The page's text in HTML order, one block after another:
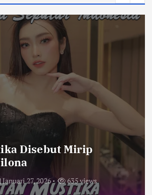
Disebut Mirip
Januari 27, 2026 635 views